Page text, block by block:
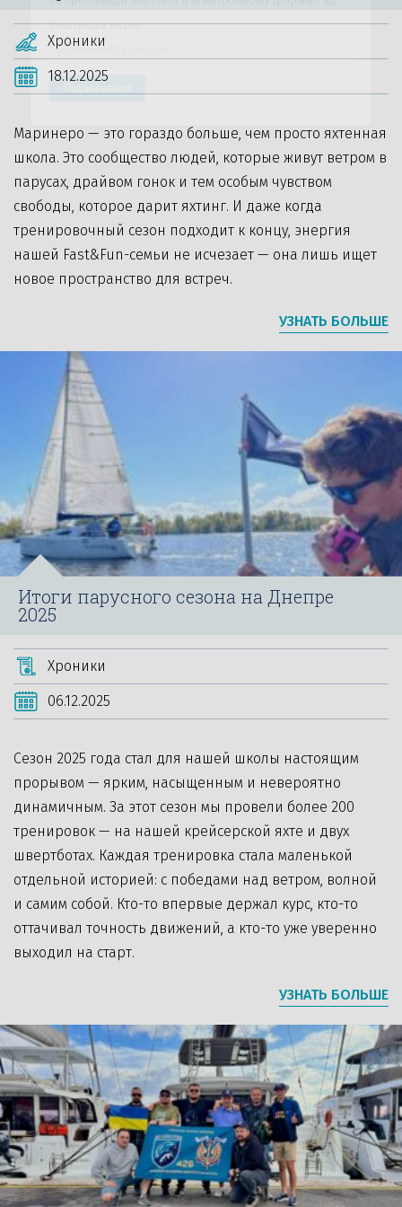
Хроники
18.12.2025
Маринеро — это гораздо больше, чем просто яхтенная
школа. Это сообщество людей, которые живут ветром в
парусах, драйвом гонок и тем особым чувством
свободы, которое дарит яхтинг. И даже когда
тренировочный сезон подходит к концу, энергия
нашей Fast&Fun-семьи не исчезает — она лишь ищет
новое пространство для встреч.
УЗНАТЬ БОЛЬШЕ
Итоги парусного сезона на Днепре
2025
Хроники
06.12.2025
Сезон 2025 года стал для нашей школы настоящим
прорывом — ярким, насыщенным и невероятно
динамичным. За этот сезон мы провели более 200
тренировок — на нашей крейсерской яхте и двух
швертботах. Каждая тренировка стала маленькой
отдельной историей: с победами над ветром, волной
и самим собой. Кто-то впервые держал курс, кто-то
оттачивал точность движений, а кто-то уже уверенно
выходил на старт.
УЗНАТЬ БОЛЬШЕ
та пропозицій Marinero в електронному форматі
Електронна пошта
Підписатися